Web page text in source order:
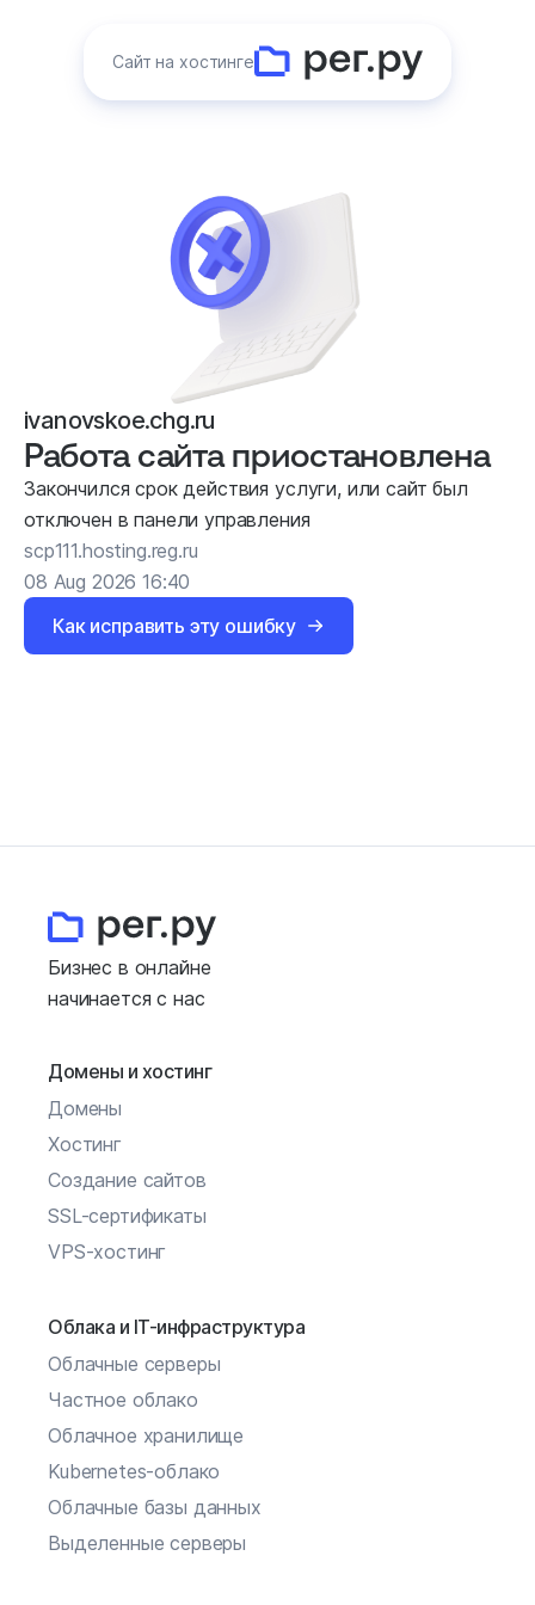
Сайт на хостинге
ivanovskoe.chg.ru
Работа сайта приостановлена
Закончился срок действия услуги, или сайт был
отключен в панели управления
scp111.hosting.reg.ru
08 Aug 2026 16:40
Как исправить эту ошибку
Бизнес в онлайне
начинается с нас
Домены и хостинг
Домены
Хостинг
Создание сайтов
SSL-сертификаты
VPS-хостинг
Облака и IT-инфраструктура
Облачные серверы
Частное облако
Облачное хранилище
Kubernetes-облако
Облачные базы данных
Выделенные серверы